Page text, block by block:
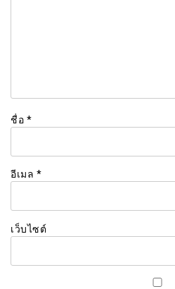
ชื่อ *
อีเมล *
เว็บไซต์